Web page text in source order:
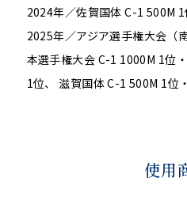
2024年／佐賀国体 C-1 500M
2025年／アジア選手権大会（
本選手権大会 C-1 1000M 1位
1位、 滋賀国体 C-1 500M 1位
使用